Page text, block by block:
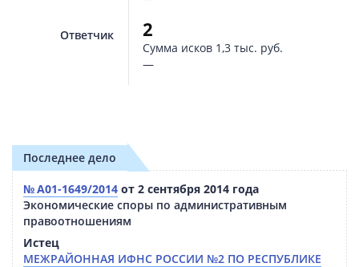
Ответчик 2
Сумма исков 1,3 тыс. руб.
—
Последнее дело
№ А01-1649/2014 от 2 сентября 2014 года
Экономические споры по административным
правоотношениям
Истец
МЕЖРАЙОННАЯ ИФНС РОССИИ №2 ПО РЕСПУБЛИКЕ